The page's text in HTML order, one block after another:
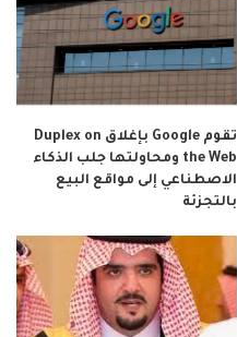
تقوم Google بإغلاق Duplex on
the Web ومحاولتها جلب الذكاء
الاصطناعي إلى مواقع البيع
بالتجزئة